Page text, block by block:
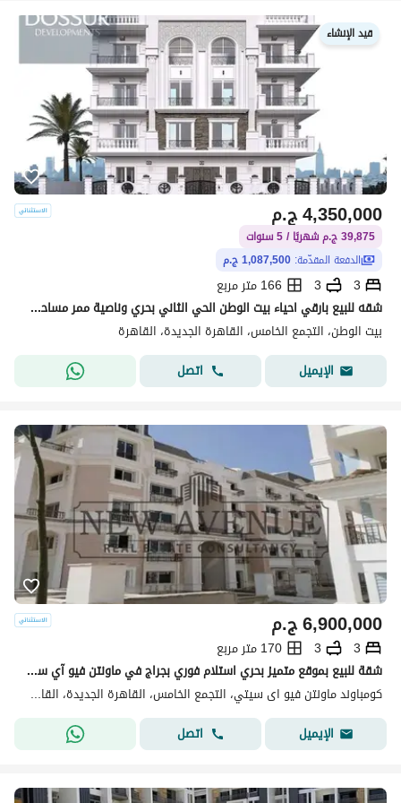
قيد الإنشاء
ج.م4,350,000
39,875 ج.م شهريًا / 5 سنوات
الدفعة المقدّمة: 1,087,500 ج.م
3
3
166 متر مربع
شقه للبيع بارقي احياء بيت الوطن الحي الثاني بحري وناصية ممر مساحه 166 م م 3 نوم 3 حمام على بعد دقائق من محور النوادي والتسعين بجاردن 59 م
بيت الوطن، التجمع الخامس، القاهرة الجديدة، القاهرة
الإيميل
اتصل
ج.م6,900,000
3
3
170 متر مربع
شقة للبيع بموقع متميز بحري استلام فوري بجراج في ماونتن فيو آي سيتي القاهرة الجديدة Mountain View ICity New Cairo
كومباوند ماونتن فيو اى سيتي، التجمع الخامس، القاهرة الجديدة، القاهرة
الإيميل
اتصل